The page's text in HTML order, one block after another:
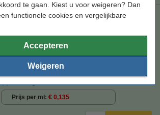
te gaan. Kiest u voor weigeren? Dan
functionele cookies en vergelijkbare
Accepteren
Weigeren
3 x T019 zwart + 3 x T052 kleur (123inkt
zwart (1x) en kleur (3x)
Direct leverbaar
Prijs per ml € 0,135